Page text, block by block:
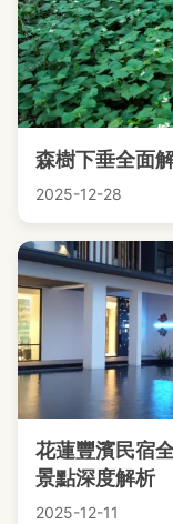
森樹下垂全面
2025-12-28
花蓮豐濱民宿
景點深度解析
2025-12-11